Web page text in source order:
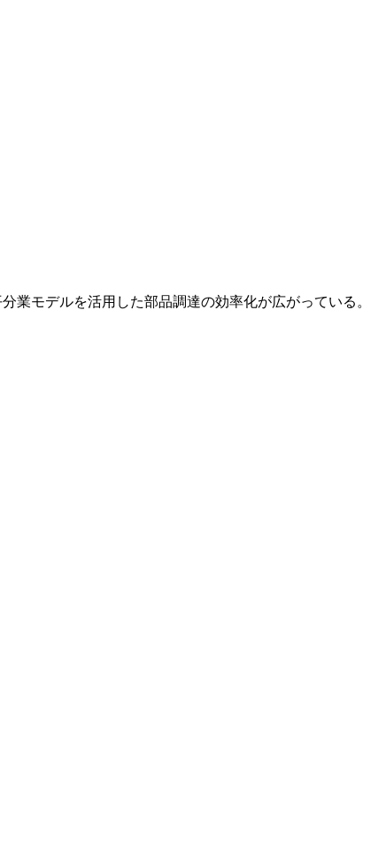
業モデルを活用した部品調達の効率化が広がっている。